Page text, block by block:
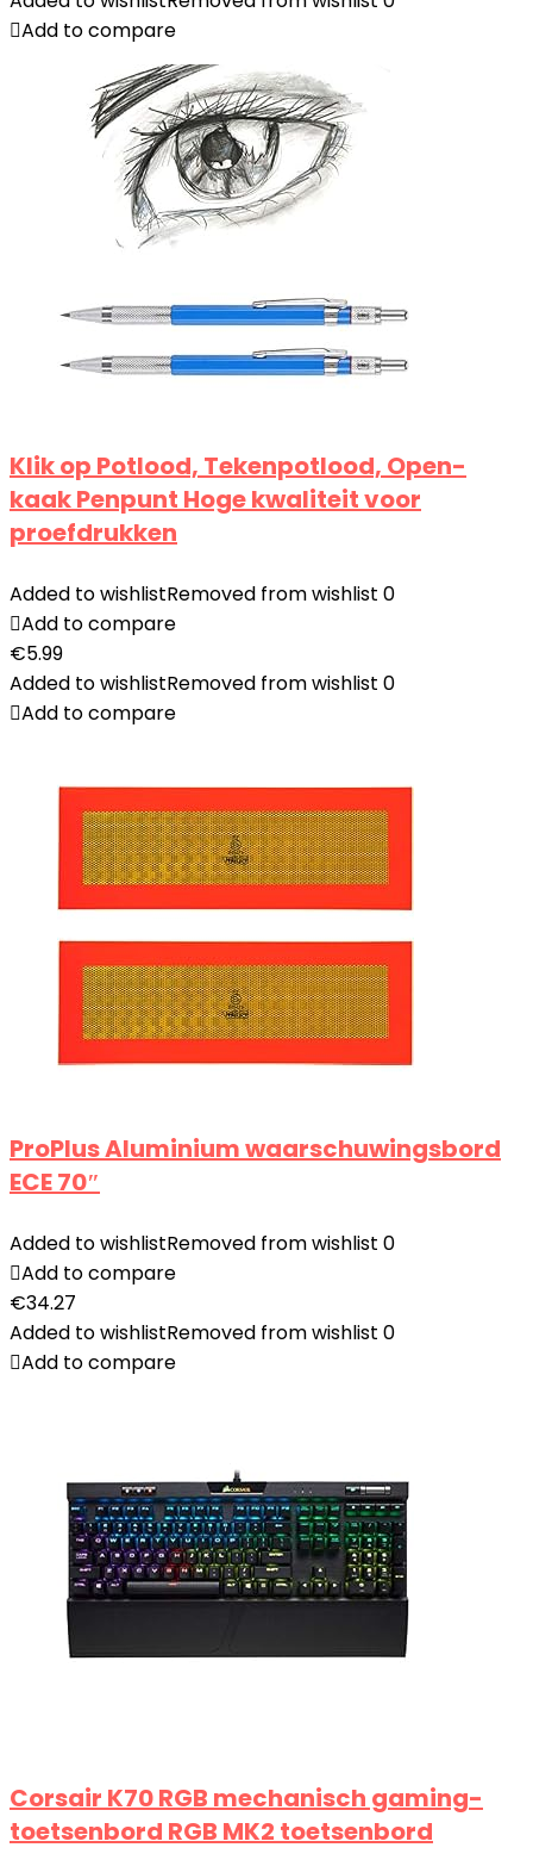
Add to compare
Klik op Potlood, Tekenpotlood, Open-
kaak Penpunt Hoge kwaliteit voor
proefdrukken
Added to wishlistRemoved from wishlist 0
Add to compare
€5.99
Added to wishlistRemoved from wishlist 0
Add to compare
ProPlus Aluminium waarschuwingsbord
ECE 70″
Added to wishlistRemoved from wishlist 0
Add to compare
€34.27
Added to wishlistRemoved from wishlist 0
Add to compare
Corsair K70 RGB mechanisch gaming-
toetsenbord RGB MK2 toetsenbord